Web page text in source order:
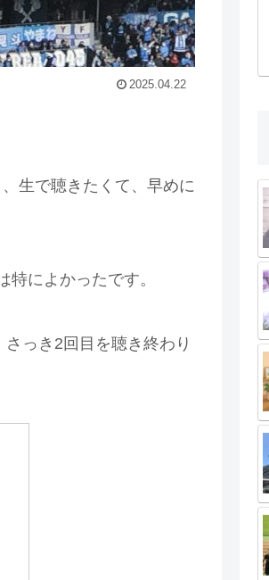
2025.04.22
生で聴きたくて、早めに
特によかったです。
っき2回目を聴き終わり